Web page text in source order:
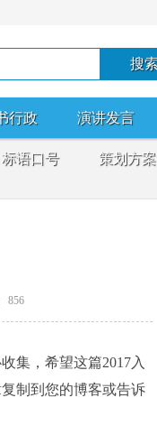
行政 演讲发言
标语口号 策划方案
856
集，希望这篇2017入
制到您的博客或告诉